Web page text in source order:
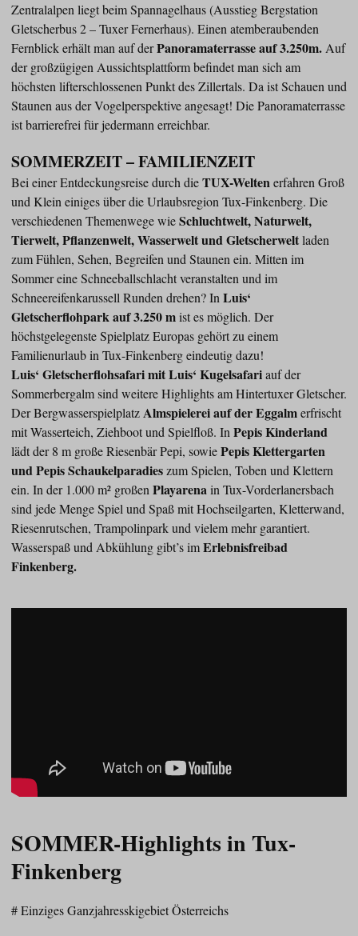
Zentralalpen liegt beim Spannagelhaus (Ausstieg Bergstation
Gletscherbus 2 – Tuxer Fernerhaus). Einen atemberaubenden
Fernblick erhält man auf derPanoramaterrasse auf 3.250m. Auf
der großzügigen Aussichtsplattform befindet man sich am
höchsten lifterschlossenen Punkt des Zillertals. Da ist Schauen und
Staunen aus der Vogelperspektive angesagt! Die Panoramaterrasse
ist barrierefrei für jedermann erreichbar.
SOMMERZEIT – FAMILIENZEIT
Bei einer Entdeckungsreise durch dieTUX-Weltenerfahren Groß
und Klein einiges über die Urlaubsregion Tux-Finkenberg. Die
verschiedenen Themenwege wieSchluchtwelt, Naturwelt,
Tierwelt, Pflanzenwelt, Wasserwelt und Gletscherweltladen
zum Fühlen, Sehen, Begreifen und Staunen ein. Mitten im
Sommer eine Schneeballschlacht veranstalten und im
Schneereifenkarussell Runden drehen? In Luis‘
Gletscherflohpark auf 3.250 mist es möglich. Der
höchstgelegenste Spielplatz Europas gehört zu einem
Familienurlaub in Tux-Finkenberg eindeutig dazu!
Luis‘ Gletscherflohsafari mit Luis‘ Kugelsafariauf der
Sommerbergalm sind weitere Highlights am Hintertuxer Gletscher.
Der BergwasserspielplatzAlmspielerei auf der Eggalmerfrischt
mit Wasserteich, Ziehboot und Spielfloß. In Pepis Kinderland
lädt der 8 m große Riesenbär Pepi, sowiePepis Klettergarten
und Pepis Schaukelparadieszum Spielen, Toben und Klettern
ein. In der 1.000 m² großen Playarenain Tux-Vorderlanersbach
sind jede Menge Spiel und Spaß mit Hochseilgarten, Kletterwand,
Riesenrutschen, Trampolinpark und vielem mehr garantiert.
Wasserspaß und Abkühlung gibt’s imErlebnisfreibad
Finkenberg.
SOMMER-Highlights in Tux-
Finkenberg
# Einziges Ganzjahresskigebiet Österreichs